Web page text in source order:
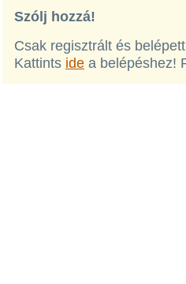
Szólj hozzá!
Csak regisztrált és
Kattints ide a belépéshez!